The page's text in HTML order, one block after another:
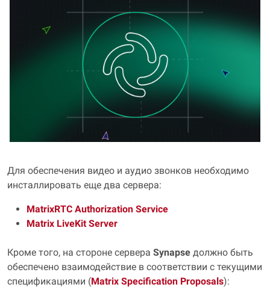
Для обеспечения видео и аудио звонков необходимо
инсталлировать еще два сервера:
MatrixRTC Authorization Service
Matrix LiveKit Server
Кроме того, на стороне сервера Synapse должно быть
обеспечено взаимодействие в соответствии с текущими
спецификациями (Matrix Specification Proposals):